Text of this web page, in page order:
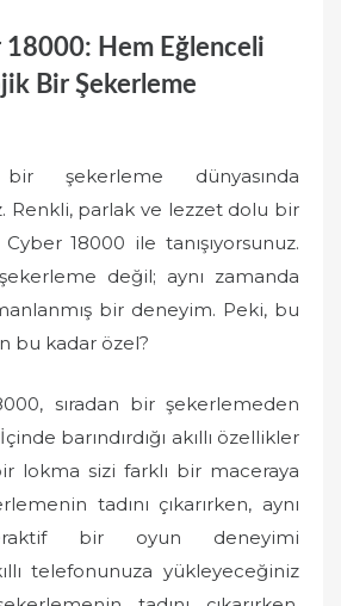
18000: Hem Eğlenceli
Bir Şekerleme
şekerleme dünyasında
Renkli, parlak ve lezzet dolu bir
18000 ile tanışıyorsunuz.
değil; aynı zamanda
bir deneyim. Peki, bu
bu kadar özel?
sıradan bir şekerlemeden
barındırdığı akıllı özellikler
lokma sizi farklı bir maceraya
tadını çıkarırken, aynı
bir oyun deneyimi
telefonunuza yükleyeceğiniz